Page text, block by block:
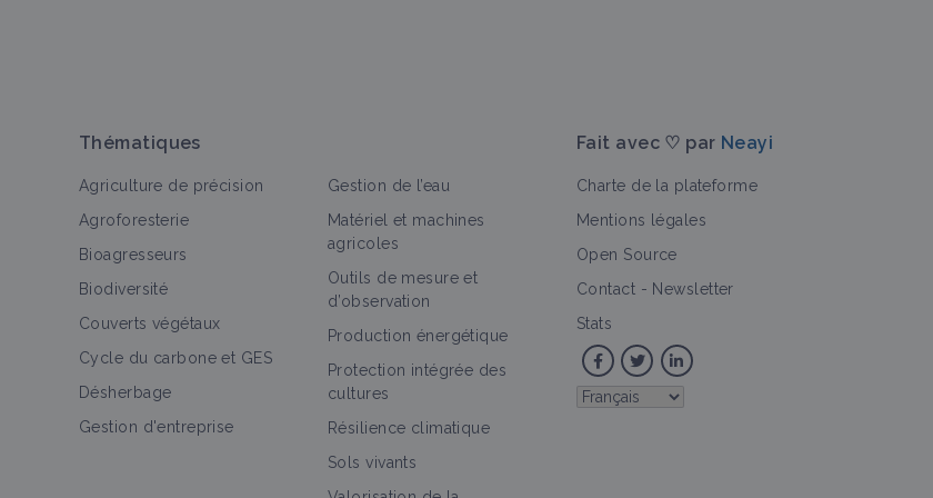
Retour d'expérience >
Caractérisation du phénomène d'érosion
et ses enjeux
Retour d'expérience
Thématiques
Agriculture de précision
Agroforesterie
Bioagresseurs
Biodiversité
Couverts végétaux
Cycle du carbone et GES
Désherbage
Gestion d'entreprise
Gestion de l’eau
Matériel et machines
agricoles
Outils de mesure et
d’observation
Production énergétique
Protection intégrée des
cultures
Résilience climatique
Sols vivants
Fait avec ♡ par Neayi
Charte de la plateforme
Mentions légales
Open Source
Contact - Newsletter
Stats